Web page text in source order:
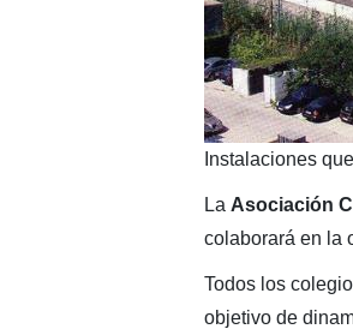
Instalaciones
La Asociación
colaborará en la
Todos los
objetivo de